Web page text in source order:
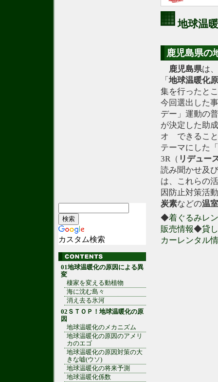
地球温
鹿児島県の
鹿児島県は
「 地球温暖化
集を行ったと
今回選出した
デー」運動の
が決定した助
オ できること
テーマにした
3R（ リデュー
読み聞かせ及
は、これらの
因防止対策活
炭素などの温
◆着ぐるみレ
販売情報◆貸
カーレンタル
カスタム検索
01地球温暖化の原因による異
変
棲家を変える動植物
海に沈む島々
消え去る氷河
02ＳＴＯＰ！地球温暖化の原
因
地球温暖化のメカニズム
地球温暖化の原因のアメリ
カのエゴ
地球温暖化の原因対策の大
きな嘘(ウソ)
地球温暖化の将来予測
地球温暖化係数